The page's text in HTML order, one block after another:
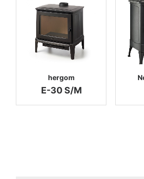
hergom
E-30 S/M